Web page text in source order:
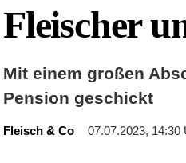
Fleischer
Mit einem großen
Pension geschickt
Fleisch & Co 07.07.2023, 14:30